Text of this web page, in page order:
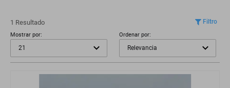
1 Resultado Filtro
Mostrar por: Ordenar por: